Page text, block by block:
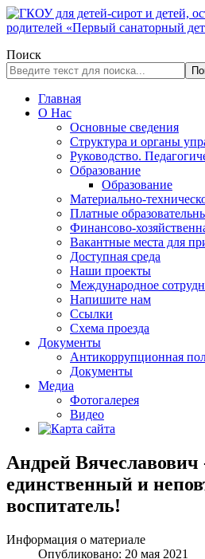
Поиск
Главная
О Нас
Основные сведения
Структура и органы
Руководство.
Образование
Образование
Материально-
Платные
Финансово-
Вакантные места для
Доступная среда
Наши проекты
Международное
Напишите нам
Ссылки
Схема проезда
Документы
Антикоррупционная
Документы
Медиа
Фотогалерея
Видео
Андрей
единственный и
воспитатель!
Информация о материале
Опубликовано: 20 мая 2021